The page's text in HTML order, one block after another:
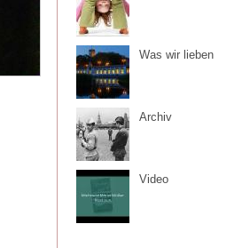
Was wir lieben
Archiv
Video